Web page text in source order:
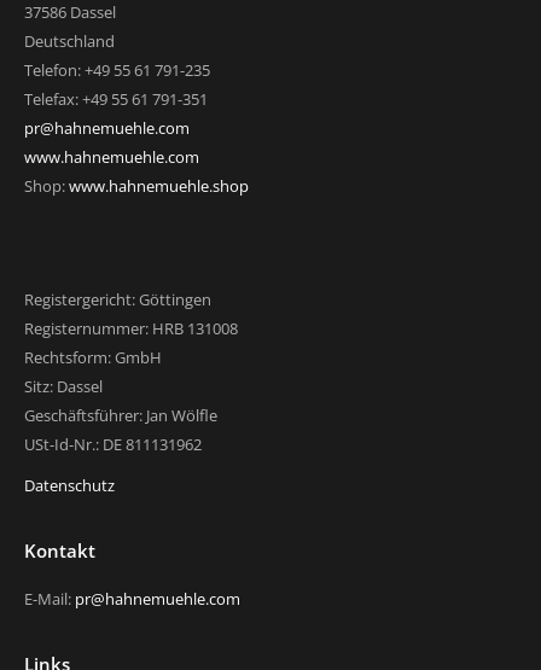
37586 Dassel
Deutschland
Telefon: +49 55 61 791-235
Telefax: +49 55 61 791-351
pr@hahnemuehle.com
www.hahnemuehle.com
Shop:www.hahnemuehle.shop
Registergericht: Göttingen
Registernummer: HRB 131008
Rechtsform: GmbH
Sitz: Dassel
Geschäftsführer: Jan Wölfle
USt-Id-Nr.: DE 811131962
Datenschutz
Kontakt
E-Mail: pr@hahnemuehle.com
Links